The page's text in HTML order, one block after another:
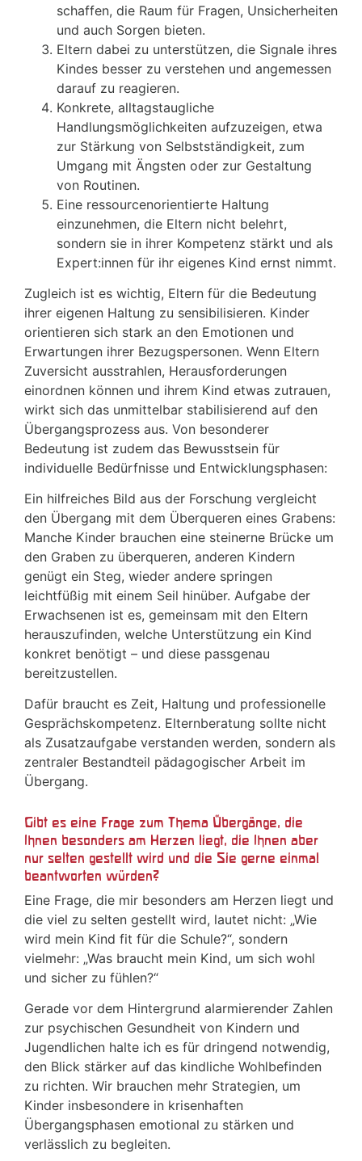
schaffen, die Raum für Fragen, Unsicherheiten
und auch Sorgen bieten.
Eltern dabei zu unterstützen, die Signale ihres
Kindes besser zu verstehen und angemessen
darauf zu reagieren.
Konkrete, alltagstaugliche
Handlungsmöglichkeiten aufzuzeigen, etwa
zur Stärkung von Selbstständigkeit, zum
Umgang mit Ängsten oder zur Gestaltung
von Routinen.
Eine ressourcenorientierte Haltung
einzunehmen, die Eltern nicht belehrt,
sondern sie in ihrer Kompetenz stärkt und als
Expert:innen für ihr eigenes Kind ernst nimmt.
Zugleich ist es wichtig, Eltern für die Bedeutung
ihrer eigenen Haltung zu sensibilisieren. Kinder
orientieren sich stark an den Emotionen und
Erwartungen ihrer Bezugspersonen. Wenn Eltern
Zuversicht ausstrahlen, Herausforderungen
einordnen können und ihrem Kind etwas zutrauen,
wirkt sich das unmittelbar stabilisierend auf den
Übergangsprozess aus. Von besonderer
Bedeutung ist zudem das Bewusstsein für
individuelle Bedürfnisse und Entwicklungsphasen:
Ein hilfreiches Bild aus der Forschung vergleicht
den Übergang mit dem Überqueren eines Grabens:
Manche Kinder brauchen eine steinerne Brücke um
den Graben zu überqueren, anderen Kindern
genügt ein Steg, wieder andere springen
leichtfüßig mit einem Seil hinüber. Aufgabe der
Erwachsenen ist es, gemeinsam mit den Eltern
herauszufinden, welche Unterstützung ein Kind
konkret benötigt – und diese passgenau
bereitzustellen.
Dafür braucht es Zeit, Haltung und professionelle
Gesprächskompetenz. Elternberatung sollte nicht
als Zusatzaufgabe verstanden werden, sondern als
zentraler Bestandteil pädagogischer Arbeit im
Übergang.
Gibt es eine Frage zum Thema Übergänge, die
Ihnen besonders am Herzen liegt, die Ihnen aber
nur selten gestellt wird und die Sie gerne einmal
beantworten würden?
Eine Frage, die mir besonders am Herzen liegt und
die viel zu selten gestellt wird, lautet nicht: „Wie
wird mein Kind fit für die Schule?“, sondern
vielmehr: „Was braucht mein Kind, um sich wohl
und sicher zu fühlen?“
Gerade vor dem Hintergrund alarmierender Zahlen
zur psychischen Gesundheit von Kindern und
Jugendlichen halte ich es für dringend notwendig,
den Blick stärker auf das kindliche Wohlbefinden
zu richten. Wir brauchen mehr Strategien, um
Kinder insbesondere in krisenhaften
Übergangsphasen emotional zu stärken und
verlässlich zu begleiten.